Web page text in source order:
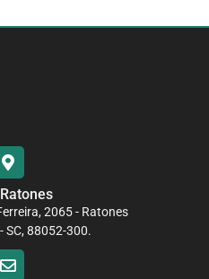
2065 - Ratones
SC, 88052-300.